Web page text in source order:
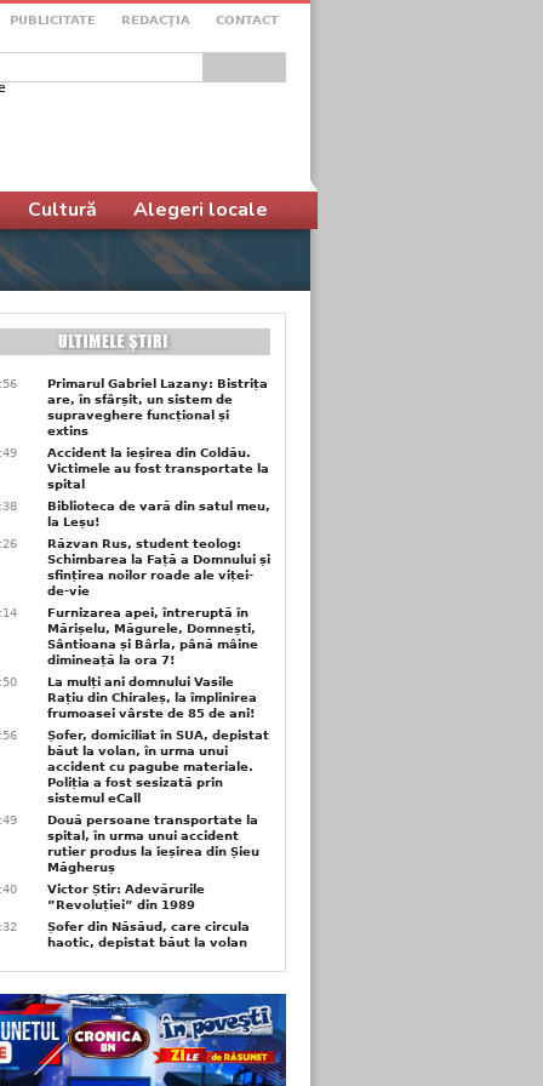
PUBLICITATE REDACŢIA CONTACT
de căutare
Cultură Alegeri locale
Primarul Gabriel Lazany: Bistrița
are, în sfârșit, un sistem de
supraveghere funcțional și
extins
Accident la ieșirea din Coldău.
Victimele au fost transportate la
spital
Biblioteca de vară din satul meu,
la Leșu!
Răzvan Rus, student teolog:
Schimbarea la Față a Domnului și
sfințirea noilor roade ale viței-
de-vie
Furnizarea apei, întreruptă în
Mărișelu, Măgurele, Domnești,
Sântioana și Bârla, până mâine
dimineață la ora 7!
La mulți ani domnului Vasile
Rațiu din Chiraleș, la împlinirea
frumoasei vârste de 85 de ani!
Șofer, domiciliat în SUA, depistat
băut la volan, în urma unui
accident cu pagube materiale.
Poliția a fost sesizată prin
sistemul eCall
Două persoane transportate la
spital, în urma unui accident
rutier produs la ieșirea din Șieu
Măgheruș
Victor Știr: Adevărurile
”Revoluției” din 1989
Șofer din Năsăud, care circula
haotic, depistat băut la volan